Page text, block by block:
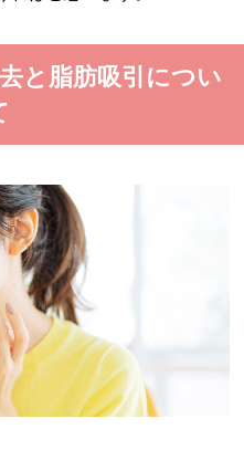
と脂肪吸引につい